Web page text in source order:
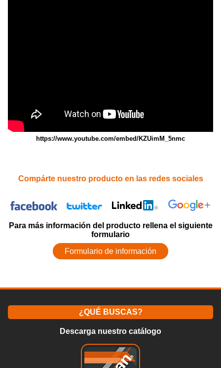
https://www.youtube.com/embed/KZUimM_5nmc
Compárte nuestro producto en las redes sociales
Para más información del producto rellena el siguiente
formulario
Formulario de información
¿QUÉ BUSCAS?
Descarga nuestro catálogo